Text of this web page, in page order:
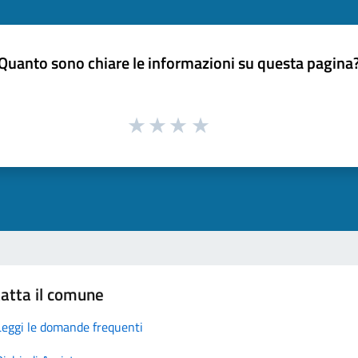
sono chiare le informazioni su questa
il comune
le domande frequenti